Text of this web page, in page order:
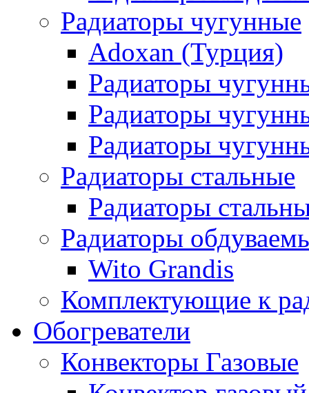
Радиаторы чугунные
Adoxan (Турция)
Радиаторы
Радиаторы
Радиаторы
Радиаторы стальные
Радиаторы
Радиаторы
Wito Grandis
Комплектующие к
Обогреватели
Конвекторы Газовые